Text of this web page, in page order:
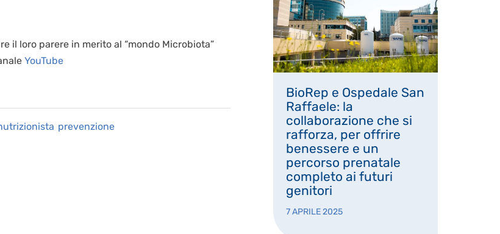
il loro parere in merito al “mondo Microbiota”
YouTube
prevenzione
BioRep e Ospedale San
Raffaele: la
collaborazione che si
rafforza, per offrire
benessere e un
percorso prenatale
completo ai futuri
genitori
7 APRILE 2025